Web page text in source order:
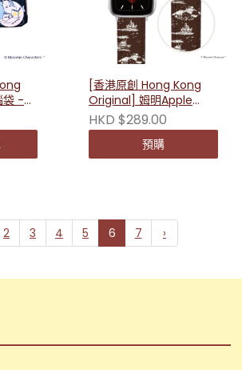
袋 -
[香港原創 Hong Kong
Original] 姆明Apple
Watch替換錶帶- 棕色
HKD $289.00
預購
2 3 4 5 6 7 ›